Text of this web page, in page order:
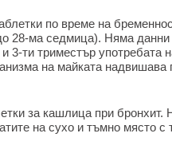
по време на
28-ма седмица). Няма данни
3-ти триместър употребата
на майката надвишава
за кашлица при бронхит.
на сухо и тъмно място с